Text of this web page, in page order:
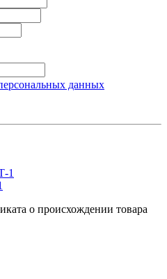
данных
о происхождении товара